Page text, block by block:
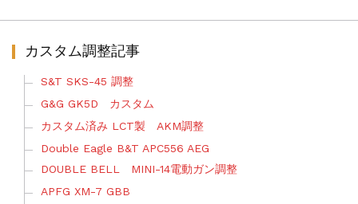
カスタム調整記事
S&T SKS-45 調整
G&G GK5D カスタム
カスタム済み LCT製 AKM調整
Double Eagle B&T APC556 AEG
DOUBLE BELL MINI-14電動ガン調整
APFG XM-7 GBB